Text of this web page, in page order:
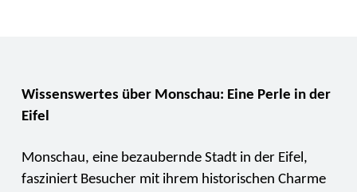
Wissenswertes über Monschau: Eine Perle in der
Eifel
Monschau, eine bezaubernde Stadt in der Eifel,
fasziniert Besucher mit ihrem historischen Charme